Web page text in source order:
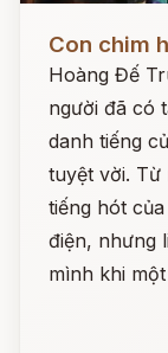
Con chim
Hoàng Đế
người đã có
danh tiếng
tuyệt vời. Từ
tiếng hót
điện, nhưng
mình khi